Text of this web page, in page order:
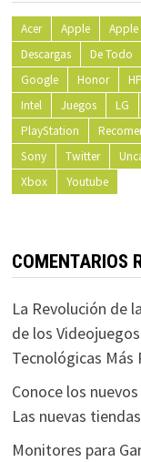
Acer Apple Apple
Descargas
De Todo
Google
Honor HP
Intel
Juegos LG
PlayStation
Sony
Twitter
Xbox
Youtube
COMENTARIOS
La Revolución de
de los
Tecnológicas Más
Conoce los
Las nuevas
Monitores para